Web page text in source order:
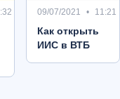
09/07/2021 11:21
Как открыть
ИИС в ВТБ